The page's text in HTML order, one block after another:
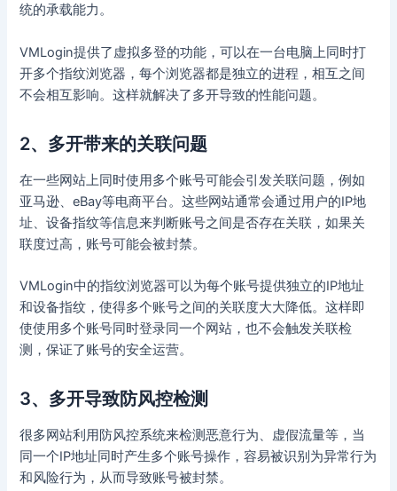
统的承载能力。
VMLogin提供了虚拟多登的功能，可以在一台电脑上同时打
开多个指纹浏览器，每个浏览器都是独立的进程，相互之间
不会相互影响。这样就解决了多开导致的性能问题。
2、多开带来的关联问题
在一些网站上同时使用多个账号可能会引发关联问题，例如
亚马逊、eBay等电商平台。这些网站通常会通过用户的IP地
址、设备指纹等信息来判断账号之间是否存在关联，如果关
联度过高，账号可能会被封禁。
VMLogin中的指纹浏览器可以为每个账号提供独立的IP地址
和设备指纹，使得多个账号之间的关联度大大降低。这样即
使使用多个账号同时登录同一个网站，也不会触发关联检
测，保证了账号的安全运营。
3、多开导致防风控检测
很多网站利用防风控系统来检测恶意行为、虚假流量等，当
同一个IP地址同时产生多个账号操作，容易被识别为异常行为
和风险行为，从而导致账号被封禁。